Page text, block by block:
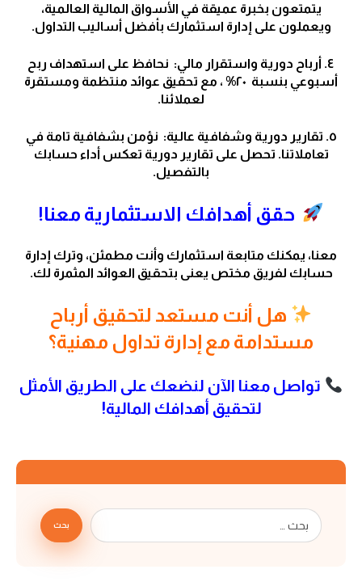
يتمتعون بخبرة عميقة في الأسواق المالية العالمية،
ويعملون على إدارة استثمارك بأفضل أساليب التداول.
٤. أرباح دورية واستقرار مالي: نحافظ على استهداف ربح
أسبوعي بنسبة ٢٠% ، مع تحقيق عوائد منتظمة ومستقرة
لعملائنا.
٥. تقارير دورية وشفافية عالية: نؤمن بشفافية تامة في
تعاملاتنا. تحصل على تقارير دورية تعكس أداء حسابك
بالتفصيل.
حقق أهدافك الاستثمارية معنا!
معنا، يمكنك متابعة استثمارك وأنت مطمئن، وترك إدارة
حسابك لفريق مختص يعنى بتحقيق العوائد المثمرة لك.
هل أنت مستعد لتحقيق أرباح
مستدامة مع إدارة تداول مهنية؟
تواصل معنا الآن لنضعك على الطريق الأمثل
لتحقيق أهدافك المالية!
بحث